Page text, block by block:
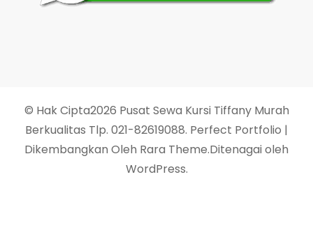
© Hak Cipta2026 Pusat Sewa Kursi Tiffany Murah
Berkualitas Tlp. 021-82619088. Perfect Portfolio |
Dikembangkan Oleh Rara Theme.Ditenagai oleh
WordPress.